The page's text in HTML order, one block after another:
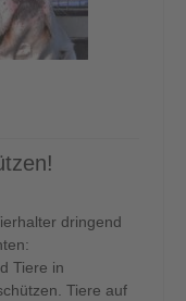
dringend
Tiere in
Tiere auf